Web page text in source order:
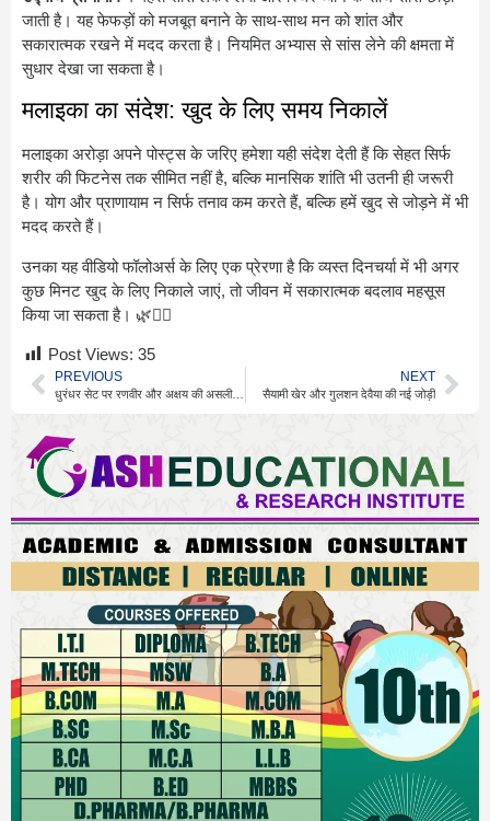
जाती है। यह फेफड़ों को मजबूत बनाने के साथ-साथ मन को शांत और
सकारात्मक रखने में मदद करता है। नियमित अभ्यास से सांस लेने की क्षमता में
सुधार देखा जा सकता है।
मलाइका का संदेश: खुद के लिए समय निकालें
मलाइका अरोड़ा अपने पोस्ट्स के जरिए हमेशा यही संदेश देती हैं कि सेहत सिर्फ
शरीर की फिटनेस तक सीमित नहीं है, बल्कि मानसिक शांति भी उतनी ही जरूरी
है। योग और प्राणायाम न सिर्फ तनाव कम करते हैं, बल्कि हमें खुद से जोड़ने में भी
मदद करते हैं।
उनका यह वीडियो फॉलोअर्स के लिए एक प्रेरणा है कि व्यस्त दिनचर्या में भी अगर
कुछ मिनट खुद के लिए निकाले जाएं, तो जीवन में सकारात्मक बदलाव महसूस
किया जा सकता है। 🌿🧘‍♀️
Post Views: 35
PREVIOUS
धुरंधर सेट पर रणवीर और अक्षय की असली कहानी
NEXT
सैयामी खेर और गुलशन देवैया की नई जोड़ी